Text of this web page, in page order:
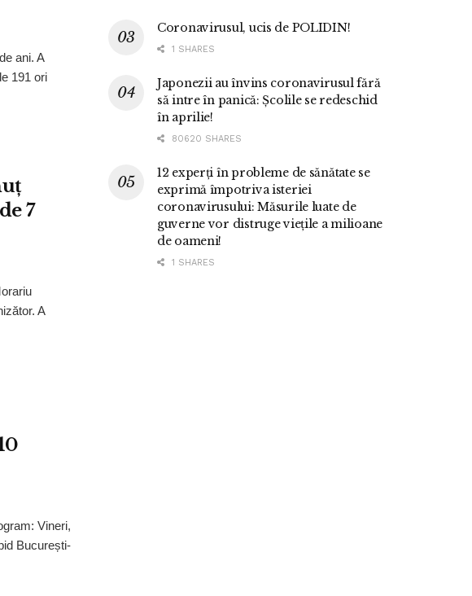
ani. A
191 ori
7
A
Vineri,
București-
Coronavirusul, ucis de POLIDIN!
1 SHARES
Japonezii au învins coronavirusul fără
să intre în panică: Școlile se redeschid
în aprilie!
80620 SHARES
12 experți în probleme de sănătate se
exprimă împotriva isteriei
coronavirusului: Măsurile luate de
guverne vor distruge viețile a milioane
de oameni!
1 SHARES